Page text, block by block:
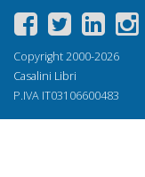
Copyright 2000-2026
Casalini Libri
P.IVA IT03106600483